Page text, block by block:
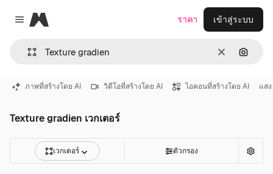
Close menu
Magnific
ชัดเจนค้นหา
ราคา เข้าสู่ระบบ
ภาพที่สร้างโดย AI วิดีโอที่สร้างโดย AI ไอคอนที่สร้างโดย AI แสง
Texture gradien เวกเตอร์
เวกเตอร์ ตัวกรอง